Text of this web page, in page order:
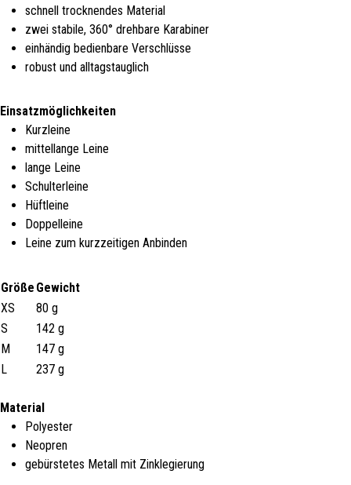
schnell trocknendes Material
zwei stabile, 360° drehbare Karabiner
einhändig bedienbare Verschlüsse
robust und alltagstauglich
Einsatzmöglichkeiten
Kurzleine
mittellange Leine
lange Leine
Schulterleine
Hüftleine
Doppelleine
Leine zum kurzzeitigen Anbinden
Größe Gewicht
XS
80 g
S
142 g
M
147 g
L
237 g
Material
Polyester
Neopren
gebürstetes Metall mit Zinklegierung